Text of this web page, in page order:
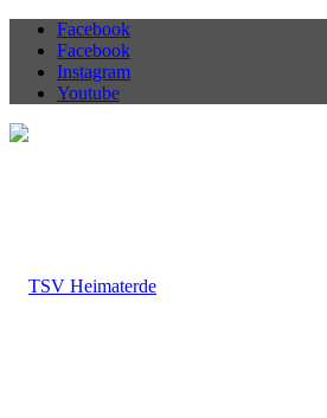
Facebook
Facebook
Instagram
Youtube